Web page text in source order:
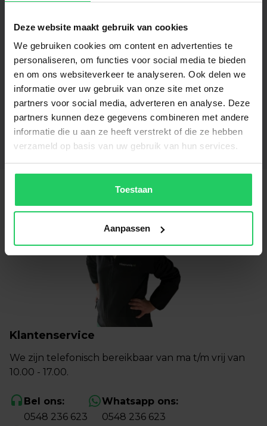
Deze website maakt gebruik van cookies
We gebruiken cookies om content en advertenties te
personaliseren, om functies voor social media te bieden
en om ons websiteverkeer te analyseren. Ook delen we
informatie over uw gebruik van onze site met onze
partners voor social media, adverteren en analyse. Deze
partners kunnen deze gegevens combineren met andere
informatie die u aan ze heeft verstrekt of die ze hebben
verzameld op basis van uw gebruik van hun services.
Toestaan
Aanpassen
Gerelateerde producten
PVC Stroken - Alba Beige
€34.95 per m²
Klantenservice
We zijn telefonisch bereikbaar van ma t/m vrij van
10.00 - 17.00.
Bel ons:
0548 236 623
Whatsapp ons:
0548 236 623